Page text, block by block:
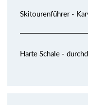
Skitourenführer -
Harte Schale -